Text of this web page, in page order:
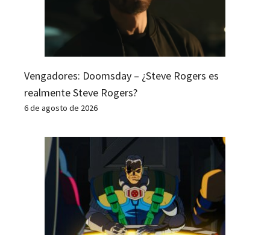
Vengadores: Doomsday – ¿Steve Rogers es
realmente Steve Rogers?
6 de agosto de 2026